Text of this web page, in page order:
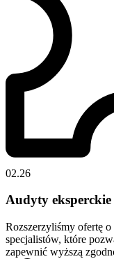
02.26
Audyty eksperckie
Rozszerzyliśmy ofertę o
specjalistów, które
zapewnić wyższą